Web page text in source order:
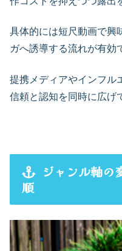
具体的には短尺動画で興
ガへ誘導する流れが有効
提携メディアやインフル
信頼と認知を同時に広げ
ジャンル軸の
順